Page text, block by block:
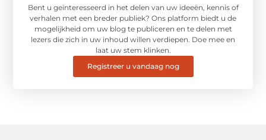
Bent u geïnteresseerd in het delen van uw ideeën, kennis of
verhalen met een breder publiek? Ons platform biedt u de
mogelijkheid om uw blog te publiceren en te delen met
lezers die zich in uw inhoud willen verdiepen. Doe mee en
laat uw stem klinken.
Registreer u vandaag nog